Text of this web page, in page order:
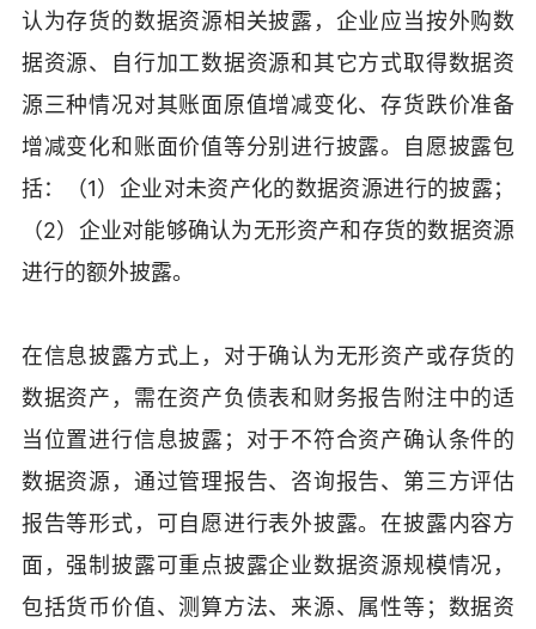
认为存货的数据资源相关披露，企业应当按外购数
据资源、自行加工数据资源和其它方式取得数据资
源三种情况对其账面原值增减变化、存货跌价准备
增减变化和账面价值等分别进行披露。自愿披露包
括：（1）企业对未资产化的数据资源进行的披露；
（2）企业对能够确认为无形资产和存货的数据资源
进行的额外披露。
在信息披露方式上，对于确认为无形资产或存货的
数据资产，需在资产负债表和财务报告附注中的适
当位置进行信息披露；对于不符合资产确认条件的
数据资源，通过管理报告、咨询报告、第三方评估
报告等形式，可自愿进行表外披露。在披露内容方
面，强制披露可重点披露企业数据资源规模情况，
包括货币价值、测算方法、来源、属性等；数据资